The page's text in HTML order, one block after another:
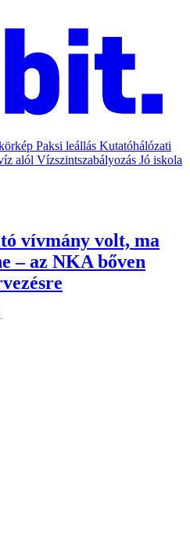
Paksi leállás Kutatóhálózati
alól Vízszintszabályozás Jó iskola
vívmány volt, ma
– az NKA bőven